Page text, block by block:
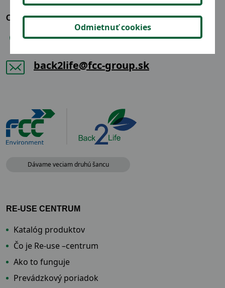
OZVITE SA NÁM
+421 904 865 914
back2life@fcc-group.sk
Dávame veciam druhú šancu
RE-USE CENTRUM
Katalóg produktov
Čo je Re-use –centrum
Ako to funguje
Prevádzkový poriadok
Odmietnuť cookies